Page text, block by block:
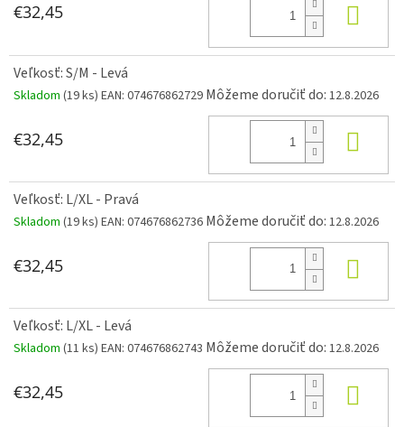
€32,45
Veľkosť: S/M - Levá
Skladom (19 ks) EAN: 074676862729 Môžeme doručiť do: 12.8.2026
€32,45
Veľkosť: L/XL - Pravá
Skladom (19 ks) EAN: 074676862736 Môžeme doručiť do: 12.8.2026
€32,45
Veľkosť: L/XL - Levá
Skladom (11 ks) EAN: 074676862743 Môžeme doručiť do: 12.8.2026
€32,45